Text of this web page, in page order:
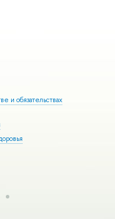
и обязательствах